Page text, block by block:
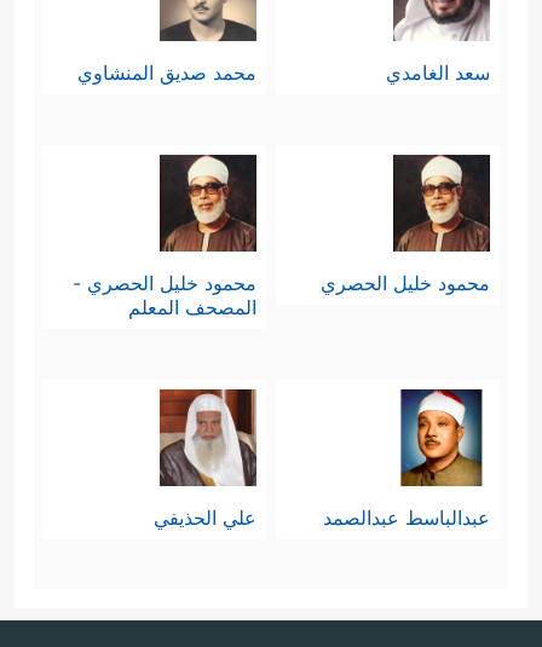
سعد الغامدي محمد صديق المنشاوي
محمود خليل الحصري
محمود خليل الحصري -
المصحف المعلم
عبدالباسط عبدالصمد علي الحذيفي